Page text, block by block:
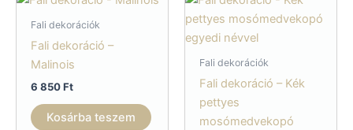
Fali dekorációk
Fali dekoráció –
Malinois
6 850Ft
Kosárba teszem
Fali dekorációk
Fali dekoráció – Kék
pettyes
mosómedvekopó